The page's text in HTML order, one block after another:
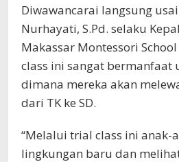
Diwawancarai langsung
Nurhayati, S.Pd. selaku
Makassar Montessori
class ini sangat bermanfaat
dimana mereka akan
dari TK ke SD.
“Melalui trial class ini anak-
lingkungan baru dan